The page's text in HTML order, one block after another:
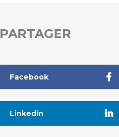
PARTAGER
Facebook
Linkedin